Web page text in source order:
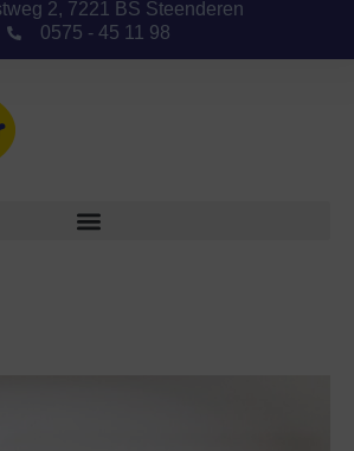
2, 7221 BS Steenderen
0575 - 45 11 98